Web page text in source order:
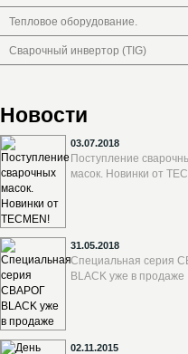
Тепловое оборудование.
Сварочный инвертор (TIG)
Новости
03.07.2018
Поступление
масок. Новинки от
31.05.2018
Специальная серия
BLACK уже в продаже
02.11.2015